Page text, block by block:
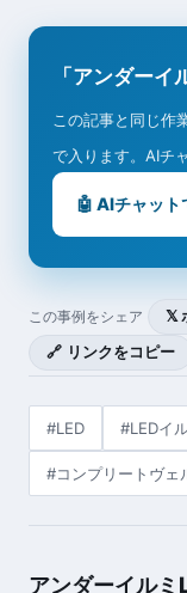
「アンダー
この記事と同じ作
で入ります。AIチ
🤖 AIチャット
この事例をシェア 𝕏
🔗 リンクをコピー
#LED #LEDイ
#コンプリートヴェ
アンダーイルミ